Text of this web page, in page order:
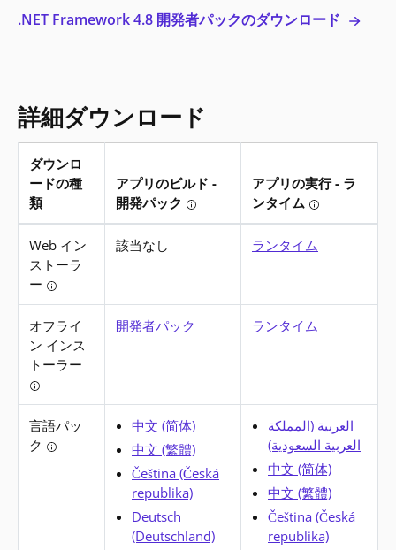
.NET Framework 4.8 開発者パックのダウンロード
詳細ダウンロード
ダウンロ
ードの種
類
アプリのビルド -
開発パック Tooltip: アプリをビルドしません
アプリの実行 - ラ
ンタイム Tooltip: アプ
Web イン
ストーラ
ー Tooltip: インストーラーの実行中に、ローカライズ済み
該当なし ランタイム
オフライ
ン インス
トーラー
Tooltip: 英語でのインストールに必要なすべてが備わってい
開発者パック ランタイム
言語パッ
ク Tooltip: 変換されたエラー メッセージやその他の UI テキ
中文 (简体)
中文 (繁體)
Čeština (Česká
republika)
Deutsch
(Deutschland)
العربية (المملكة
العربية السعودية)
中文 (简体)
中文 (繁體)
Čeština (Česká
republika)